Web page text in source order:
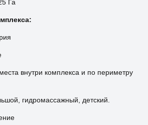
Га
внутри комплекса и по периметру
гидромассажный, детский.